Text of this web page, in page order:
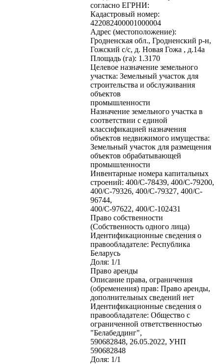
согласно ЕГРНИ:
Кадастровый номер:
422082400001000004
Адрес (местоположение):
Гродненская обл., Гродненский р-н,
Гожский с/с, д. Новая Гожа , д.14а
Площадь (га): 1.3170
Целевое назначение земельного
участка: Земельный участок для
строительства и обслуживания
объектов
промышленности
Назначение земельного участка в
соответствии с единой
классификацией назначения
объектов недвижимого имущества:
Земельный участок для размещения
объектов обрабатывающей
промышленности
Инвентарные номера капитальных
строений: 400/C-78439, 400/C-79200,
400/C-79326, 400/C-79327, 400/C-
96744,
400/C-97622, 400/C-102431
Право собственности
(Собственность одного лица)
Идентификационные сведения о
правообладателе: Республика
Беларусь
Доля: 1/1
Право аренды
Описание права, ограничения
(обременения) прав: Право аренды,
дополнительных сведений нет
Идентификационные сведения о
правообладателе: Общество с
ограниченной ответственностью
"Белабеддинг",
590682848, 26.05.2022, УНП
590682848
Доля: 1/1